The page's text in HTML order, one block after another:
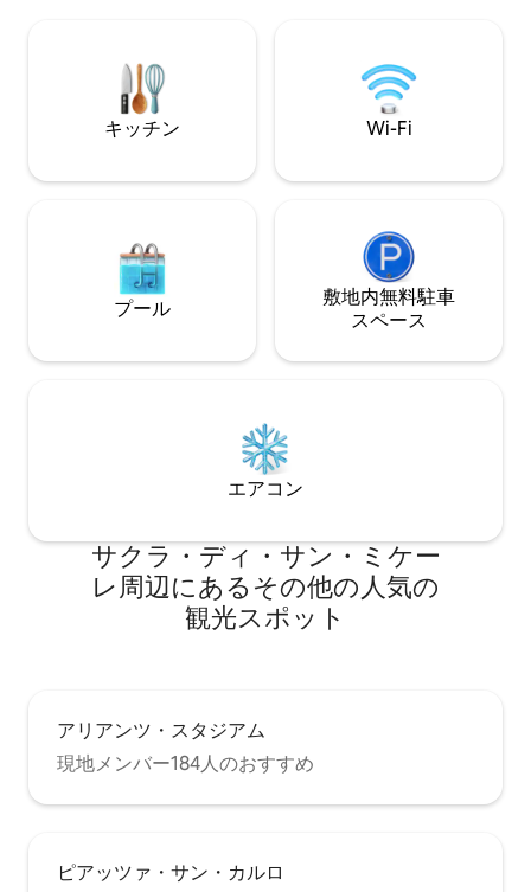
ーナ」 「Baita panoramica in borgo
キッチン Wi-Fi
プール
敷地内無料駐⁠車
ス⁠ペ⁠ー⁠ス
エアコン
サクラ・ディ・サン・ミケー
レ⁠周⁠辺⁠に⁠あ⁠るそ⁠の⁠他⁠の人⁠気⁠の
観⁠光⁠ス⁠ポ⁠ッ⁠ト
アリアンツ・スタジアム
現地メンバー184人のおすすめ
ピアッツァ・サン・カルロ